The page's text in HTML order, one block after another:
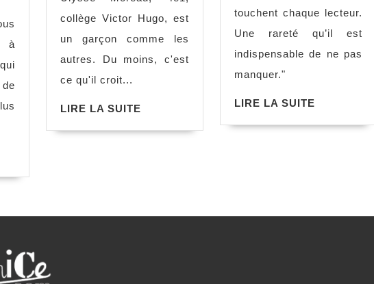
à
d’Ulysse,
David
Pouilloux
collège Victor Hugo, est
un garçon comme les
autres. Du moins, c'est
ce qu'il croit...
LIRE LA SUITE
touchent chaque lecteur.
Une rareté qu’il est
indispensable de ne pas
manquer."
LIRE LA SUITELIRE